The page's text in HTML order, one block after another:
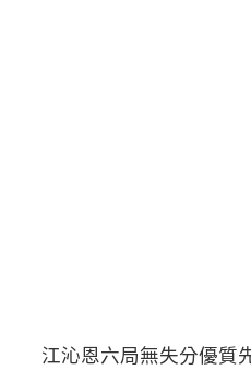
江沁恩六局無失分優質